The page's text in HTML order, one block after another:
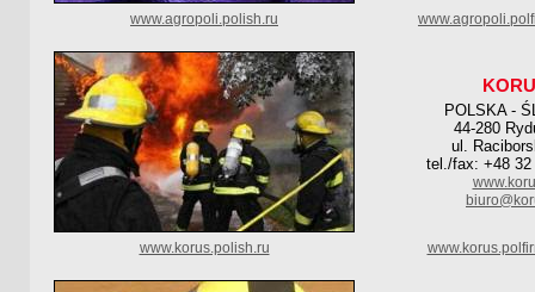
www.agropoli.polish.ru
POLSKA -
44-280
ul.
tel./fax: +48 32
www.korus.polish.ru